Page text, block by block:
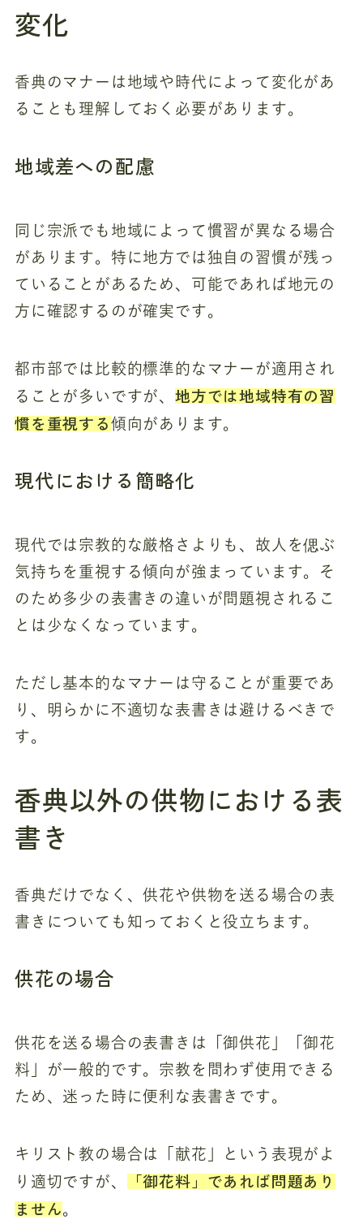
変化
香典のマナーは地域や時代によって変化があ
ることも理解しておく必要があります。
地域差への配慮
同じ宗派でも地域によって慣習が異なる場合
があります。特に地方では独自の習慣が残っ
ていることがあるため、可能であれば地元の
方に確認するのが確実です。
都市部では比較的標準的なマナーが適用され
ることが多いですが、 地方では地域特有の習
慣を重視する傾向があります。
現代における簡略化
現代では宗教的な厳格さよりも、故人を偲ぶ
気持ちを重視する傾向が強まっています。そ
のため多少の表書きの違いが問題視されるこ
とは少なくなっています。
ただし基本的なマナーは守ることが重要であ
り、明らかに不適切な表書きは避けるべきで
す。
香典以外の供物における表
書き
香典だけでなく、供花や供物を送る場合の表
書きについても知っておくと役立ちます。
供花の場合
供花を送る場合の表書きは「御供花」「御花
料」が一般的です。宗教を問わず使用できる
ため、迷った時に便利な表書きです。
キリスト教の場合は「献花」という表現がよ
り適切ですが、 「御花料」であれば問題あり
ません。